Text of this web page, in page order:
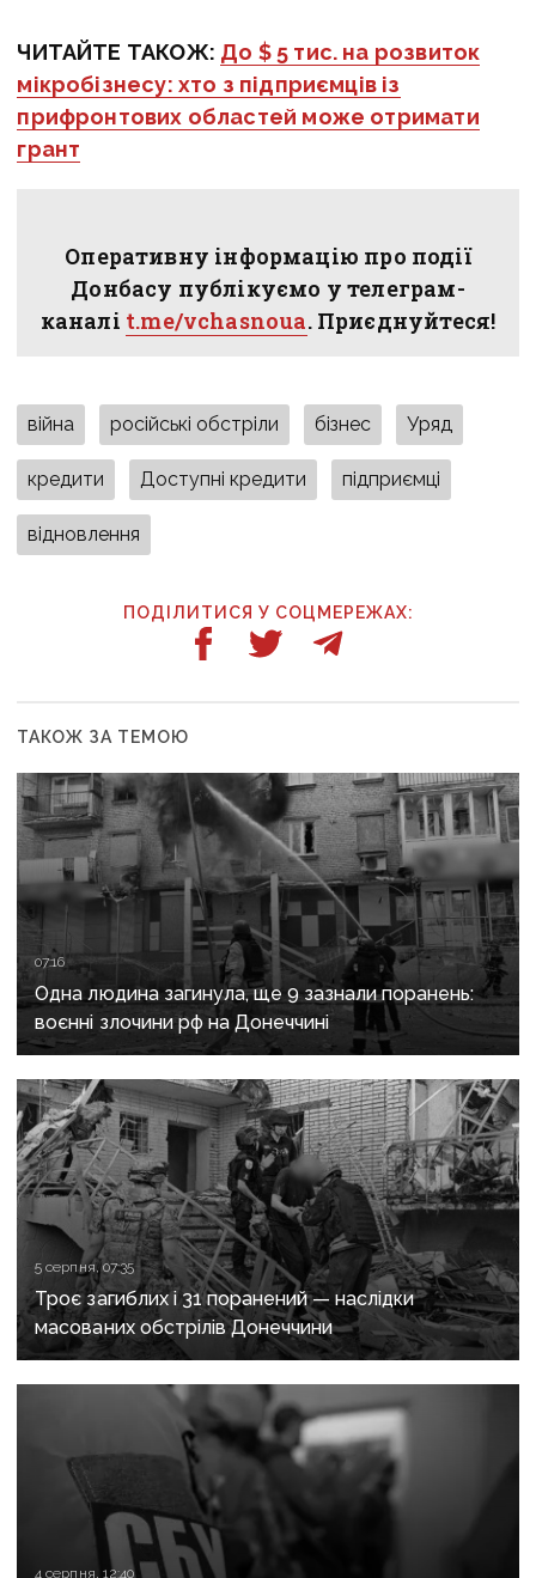
ЧИТАЙТЕ ТАКОЖ: До $ 5 тис. на розвиток
мікробізнесу: хто з підприємців із
прифронтових областей може отримати
грант
Оперативну інформацію про події
Донбасу публікуємо у телеграм-
каналі t.me/vchasnoua. Приєднуйтеся!
війна російські обстріли бізнес Уряд
кредити Доступні кредити підприємці
відновлення
ПОДІЛИТИСЯ У СОЦМЕРЕЖАХ:
ТАКОЖ ЗА ТЕМОЮ
07:16
Одна людина загинула, ще 9 зазнали поранень:
воєнні злочини рф на Донеччині
5 серпня, 07:35
Троє загиблих і 31 поранений — наслідки
масованих обстрілів Донеччини
4 серпня, 12:40